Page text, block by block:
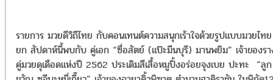
รายการ มวยดีวิถีไทย กับคอนเทนต์ความสนุกเร้าใจด้วยรูปแบบมวยไท
ยก สัปดาห์นี้พบกับ คู่เอก “ซื่อสัตย์ (แป๊ะมีนบุรี) มานพยิม” เจ้าของรา
คู่มวยดุเดือดแห่งปี 2562 ประเดิมสีเสื้อหมูปิ้งอร่อยจุงเบย ปะทะ “ลูก